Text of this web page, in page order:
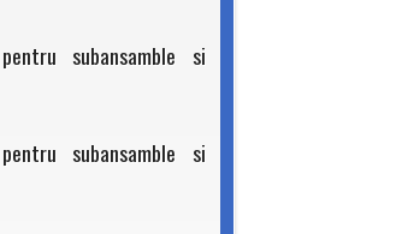
pentru subansamble si
pentru subansamble si